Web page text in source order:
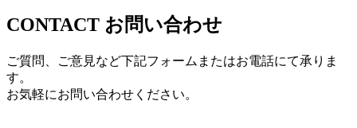
CONTACT お問い合わせ
ご質問、ご意見など下記フォームまたはお電話にて承りま
す。
お気軽にお問い合わせください。